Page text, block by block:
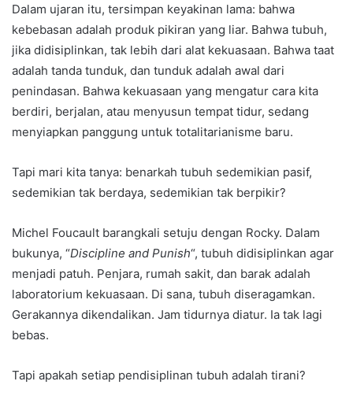
Dalam ujaran itu, tersimpan keyakinan lama: bahwa
kebebasan adalah produk pikiran yang liar. Bahwa tubuh,
jika didisiplinkan, tak lebih dari alat kekuasaan. Bahwa taat
adalah tanda tunduk, dan tunduk adalah awal dari
penindasan. Bahwa kekuasaan yang mengatur cara kita
berdiri, berjalan, atau menyusun tempat tidur, sedang
menyiapkan panggung untuk totalitarianisme baru.
Tapi mari kita tanya: benarkah tubuh sedemikian pasif,
sedemikian tak berdaya, sedemikian tak berpikir?
Michel Foucault barangkali setuju dengan Rocky. Dalam
bukunya, “Discipline and Punish“, tubuh didisiplinkan agar
menjadi patuh. Penjara, rumah sakit, dan barak adalah
laboratorium kekuasaan. Di sana, tubuh diseragamkan.
Gerakannya dikendalikan. Jam tidurnya diatur. Ia tak lagi
bebas.
Tapi apakah setiap pendisiplinan tubuh adalah tirani?